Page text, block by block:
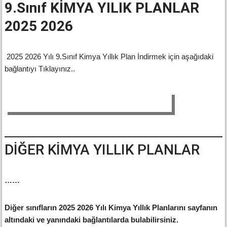
9.Sınıf KİMYA YILIK PLANLAR
2025 2026
2025 2026 Yılı 9.Sınıf Kimya Yıllık Plan İndirmek için aşağıdaki
bağlantıyı Tıklayınız..
DİĞER KİMYA YILLIK PLANLAR
……
Diğer sınıfların 2025 2026 Yılı Kimya Yıllık Planlarını sayfanın
altındaki ve yanındaki bağlantılarda bulabilirsiniz.